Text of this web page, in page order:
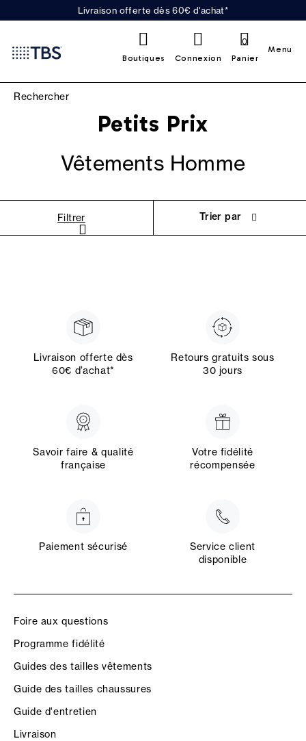
Livraison offerte dès 60€ d'achat*
Boutiques Connexion Panier
0
Menu
Petits Prix
Vêtements Homme
Filtrer Trier par
Livraison offerte dès
60€ d’achat*
Retours gratuits sous
30 jours
Savoir faire & qualité
française
Votre fidélité
récompensée
Paiement sécurisé
Service client
disponible
Foire aux questions
Programme fidélité
Guides des tailles vêtements
Guide des tailles chaussures
Guide d'entretien
Livraison